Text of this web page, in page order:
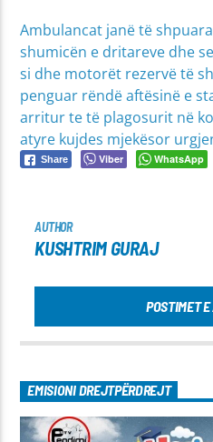
Ambulancat janë të
shumicën e dritareve dhe
si dhe motorët rezervë të
penguar rëndë aftësinë e
arritur te të plagosurit në
atyre kujdes mjekësor
Share Viber WhatsApp
AUTHOR
KUSHTRIM GURAJ
POSTIMET
EMISIONI DREJTPËRDREJT